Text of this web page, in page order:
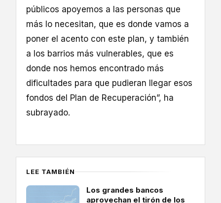
públicos apoyemos a las personas que
más lo necesitan, que es donde vamos a
poner el acento con este plan, y también
a los barrios más vulnerables, que es
donde nos hemos encontrado más
dificultades para que pudieran llegar esos
fondos del Plan de Recuperación”, ha
subrayado.
LEE TAMBIÉN
Los grandes bancos
aprovechan el tirón de los